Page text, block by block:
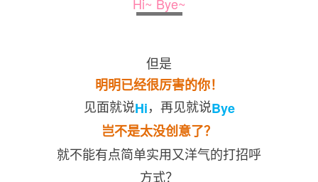
但是
明明已经很厉害的你！
见面就说Hi，再见就说Bye
岂不是太没创意了？
就不能有点简单实用又洋气的打招呼
方式？